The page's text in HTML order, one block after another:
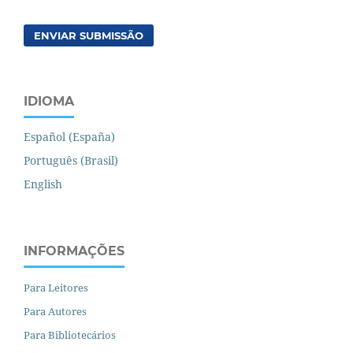
ENVIAR SUBMISSÃO
IDIOMA
Español (España)
Português (Brasil)
English
INFORMAÇÕES
Para Leitores
Para Autores
Para Bibliotecários